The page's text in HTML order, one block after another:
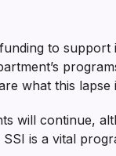
to
what this
will continue,
is a vital